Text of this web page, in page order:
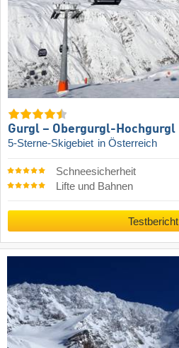
Gurgl – Obergurgl-Hochgurgl
5-Sterne-Skigebiet in Österreich
Schneesicherheit
Lifte und Bahnen
Testbericht